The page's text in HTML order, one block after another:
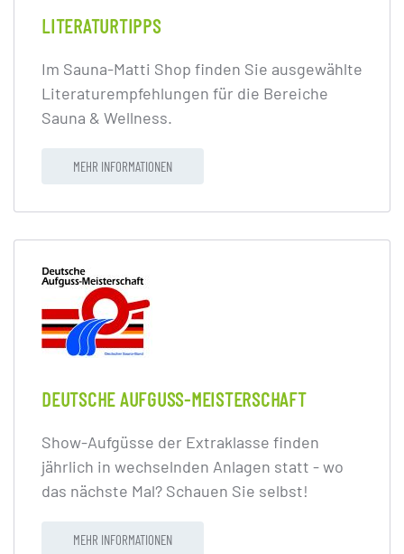
LITERATURTIPPS
Im Sauna-Matti Shop finden Sie ausgewählte
Literaturempfehlungen für die Bereiche
Sauna & Wellness.
MEHR INFORMATIONEN
DEUTSCHE AUFGUSS-MEISTERSCHAFT
Show-Aufgüsse der Extraklasse finden
jährlich in wechselnden Anlagen statt - wo
das nächste Mal? Schauen Sie selbst!
MEHR INFORMATIONEN